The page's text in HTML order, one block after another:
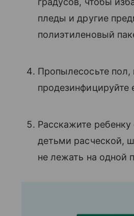
пледы и другие
полиэтиленовый
Пропылесосьте
продезинфицируйте
Расскажите ребенку
детьми расческой,
не лежать на одной